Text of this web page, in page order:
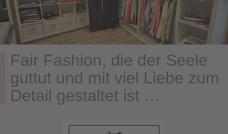
Fair Fashion, die der Seele
guttut und mit viel Liebe zum
Detail gestaltet ist …